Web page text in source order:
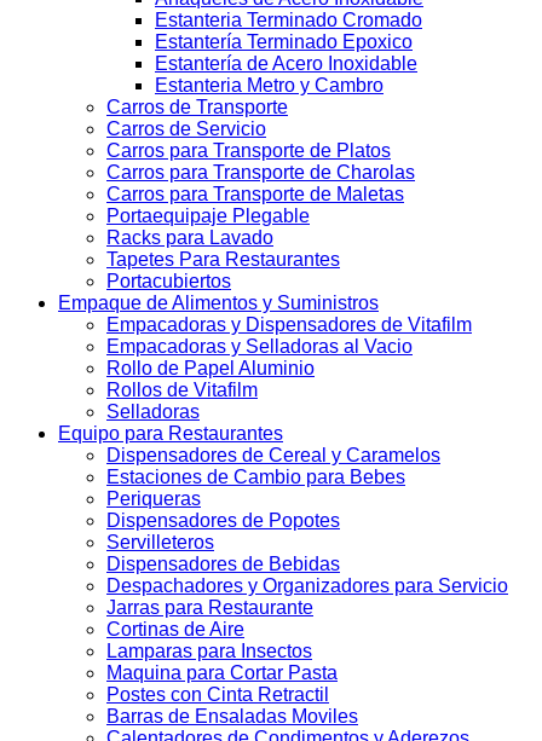
Estanteria Terminado Cromado
Estantería Terminado Epoxico
Estantería de Acero Inoxidable
Estanteria Metro y Cambro
Carros de Transporte
Carros de Servicio
Carros para Transporte de Platos
Carros para Transporte de Charolas
Carros para Transporte de Maletas
Portaequipaje Plegable
Racks para Lavado
Tapetes Para Restaurantes
Portacubiertos
Empaque de Alimentos y Suministros
Empacadoras y Dispensadores de Vitafilm
Empacadoras y Selladoras al Vacio
Rollo de Papel Aluminio
Rollos de Vitafilm
Selladoras
Equipo para Restaurantes
Dispensadores de Cereal y Caramelos
Estaciones de Cambio para Bebes
Periqueras
Dispensadores de Popotes
Servilleteros
Dispensadores de Bebidas
Despachadores y Organizadores para Servicio
Jarras para Restaurante
Cortinas de Aire
Lamparas para Insectos
Maquina para Cortar Pasta
Postes con Cinta Retractil
Barras de Ensaladas Moviles